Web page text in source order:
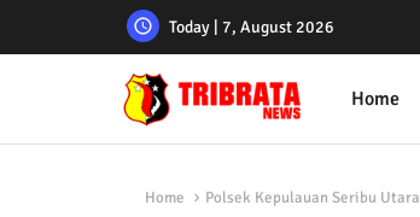
Today | 7, August 2026
Home
Home Polsek Kepulauan Seribu Utara